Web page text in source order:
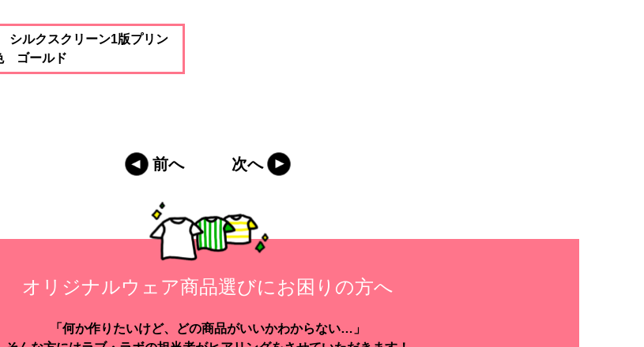
ルクスクリーン1版プリン
ゴールド
前へ 次へ
オリジナルウェア商品選びにお困りの方へ
「何か作りたいけど、どの商品がいいかわからない…」